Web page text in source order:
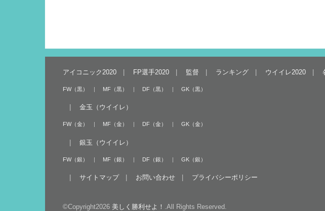
アイコニック2020 FP選手2020 監督 ランキング ウイイレ2020
FW（黒） MF（黒） DF（黒） GK（黒）
金玉（ウイイレ）
FW（金） MF（金） DF（金） GK（金）
銀玉（ウイイレ）
FW（銀） MF（銀） DF（銀） GK（銀）
サイトマップ お問い合わせ プライバシーポリシー
©Copyright2026 美しく勝利せよ！ .All Rights Reserved.